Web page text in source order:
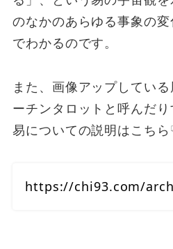
のなかのあらゆる事象の
でわかるのです。
また、画像アップしてい
ーチンタロットと呼んだ
易についての説明はこちら
https://chi93.com/